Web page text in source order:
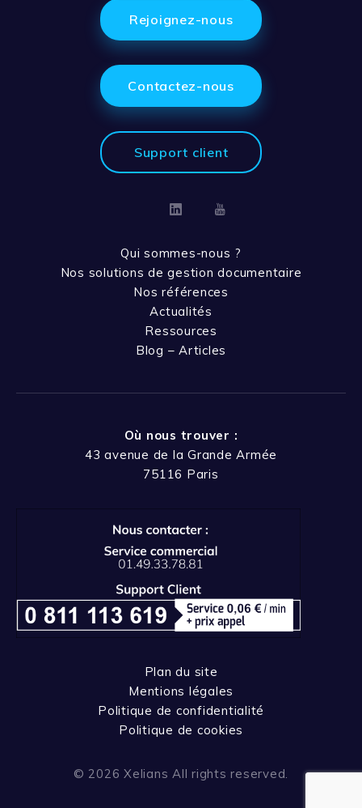
Rejoignez-nous
Contactez-nous
Support client
LinkedinYoutube
Qui sommes-nous ?
Nos solutions de gestion documentaire
Nos références
Actualités
Ressources
Blog – Articles
Où nous trouver :
43 avenue de la Grande Armée
75116 Paris
Plan du site
Mentions légales
Politique de confidentialité
Politique de cookies
© 2026 Xelians All rights reserved.